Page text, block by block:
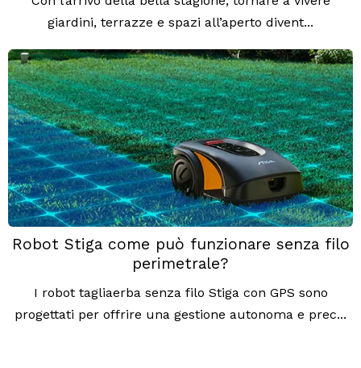
giardini, terrazze e spazi all’aperto divent...
Robot Stiga come può funzionare senza filo
perimetrale?
I robot tagliaerba senza filo Stiga con GPS sono
progettati per offrire una gestione autonoma e prec...